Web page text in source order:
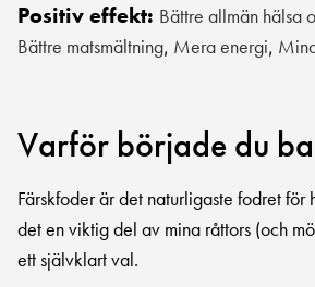
Positiv effekt: Bättre allmän hälsa
Bättre matsmältning, Mera energi,
Varför började du
Färskfoder är det naturligaste fodret för
det en viktig del av mina råttors (och
ett självklart val.